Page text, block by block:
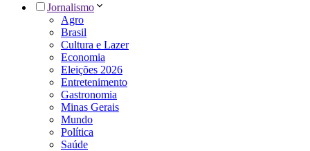
Jornalismo
Agro
Brasil
Cultura e Lazer
Economia
Eleições 2026
Entretenimento
Gastronomia
Minas Gerais
Mundo
Política
Saúde